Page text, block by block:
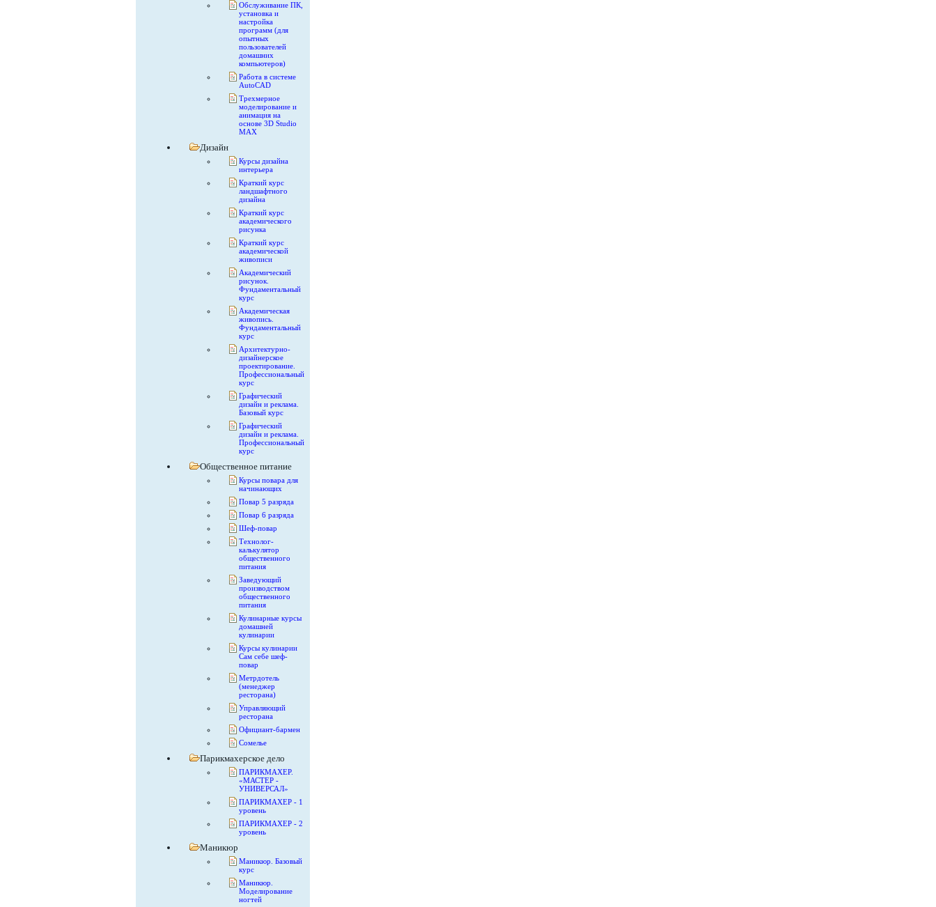
Обслуживание ПК,
установка и
настройка
программ (для
опытных
пользователей
домашних
компьютеров)
Работа в системе
AutoCAD
Трехмерное
моделирование и
анимация на
основе 3D Studio
MAX
Дизайн
Курсы дизайна
интерьера
Краткий курс
ландшафтного
дизайна
Краткий курс
академического
рисунка
Краткий курс
академической
живописи
Академический
рисунок.
Фундаментальный
курс
Академическая
живопись.
Фундаментальный
курс
Архитектурно-
дизайнерское
проектирование.
Профессиональный
курс
Графический
дизайн и реклама.
Базовый курс
Графический
дизайн и реклама.
Профессиональный
курс
Общественное питание
Курсы повара для
начинающих
Повар 5 разряда
Повар 6 разряда
Шеф-повар
Технолог-
калькулятор
общественного
питания
Заведующий
производством
общественного
питания
Кулинарные курсы
домашней
кулинарии
Курсы кулинарии
Сам себе шеф-
повар
Метрдотель
(менеджер
ресторана)
Управляющий
ресторана
Официант-бармен
Сомелье
Парикмахерское дело
ПАРИКМАХЕР.
«МАСТЕР -
УНИВЕРСАЛ»
ПАРИКМАХЕР - 1
уровень
ПАРИКМАХЕР - 2
уровень
Маникюр
Маникюр. Базовый
курс
Маникюр.
Моделирование
ногтей